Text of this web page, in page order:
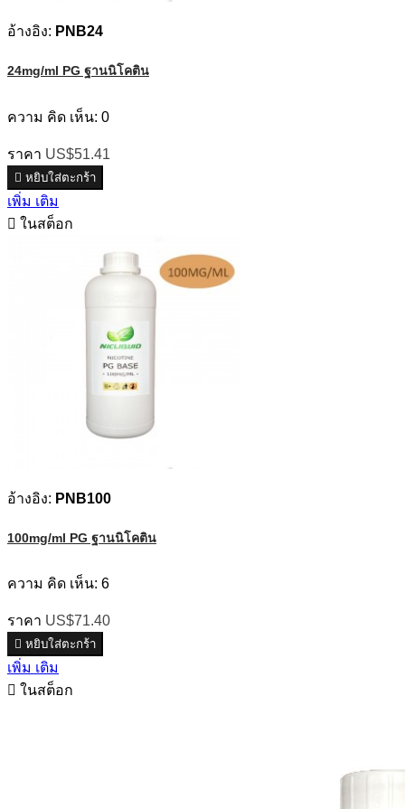
อ้างอิง: PNB24
24mg/ml PG ฐานนิโคติน
ความ คิด เห็น: 0
ราคา US$51.41
 หยิบใส่ตะกร้า
เพิ่ม เติม
 ในสต็อก
อ้างอิง: PNB100
100mg/ml PG ฐานนิโคติน
ความ คิด เห็น: 6
ราคา US$71.40
 หยิบใส่ตะกร้า
เพิ่ม เติม
 ในสต็อก